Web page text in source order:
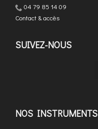
04 79 85 14 09
Contact & accès
SUIVEZ-NOUS
NOS INSTRUMENTS